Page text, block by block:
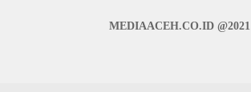
MEDIAACEH.CO.ID @2021